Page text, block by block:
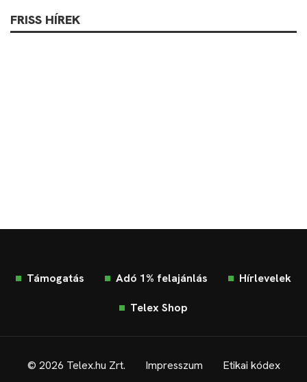
FRISS HÍREK
Támogatás Adó 1% felajánlás Hírlevelek
Telex Shop
© 2026 Telex.hu Zrt. Impresszum Etikai kódex